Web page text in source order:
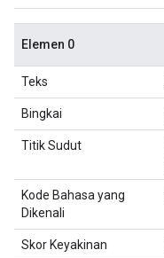
Elemen 0
Teks
Bingkai
Titik Sudut
Kode Bahasa yang
Dikenali
Skor Keyakinan